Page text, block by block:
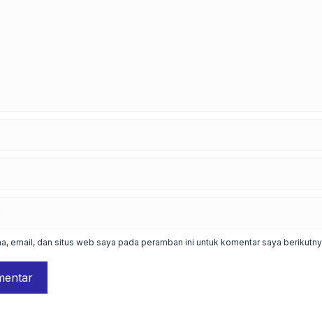
email, dan situs web saya pada peramban ini untuk komentar saya